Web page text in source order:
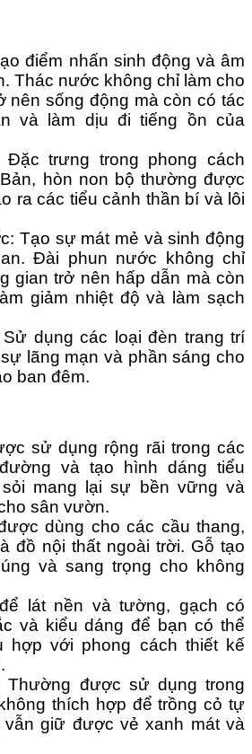
điểm nhấn sinh động và âm
Thác nước không chỉ làm cho
nên sống động mà còn có tác
và làm dịu đi tiếng ồn của
Đặc trưng trong phong cách
hòn non bộ thường được
ra các tiểu cảnh thần bí và lôi
Tạo sự mát mẻ và sinh động
Đài phun nước không chỉ
gian trở nên hấp dẫn mà còn
giảm nhiệt độ và làm sạch
dụng các loại đèn trang trí
lãng mạn và phần sáng cho
ban đêm.
sử dụng rộng rãi trong các
và tạo hình dáng tiểu
mang lại sự bền vững và
sân vườn.
dùng cho các cầu thang,
đồ nội thất ngoài trời. Gỗ tạo
và sang trọng cho không
lát nền và tường, gạch có
và kiểu dáng để bạn có thể
hợp với phong cách thiết kế
Thường được sử dụng trong
thích hợp để trồng cỏ tự
vẫn giữ được vẻ xanh mát và